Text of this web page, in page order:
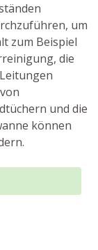
um
zum Beispiel
die
und die
können